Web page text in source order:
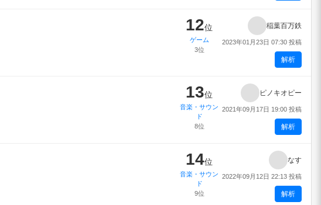
12位
ゲーム
3位
稲葉百万鉄
2023年01月23日 07:30 投稿
解析
13位
音楽・サウン
ド
8位
ピノキオピー
2021年09月17日 19:00 投稿
解析
14位
音楽・サウン
ド
9位
なす
2022年09月12日 22:13 投稿
解析